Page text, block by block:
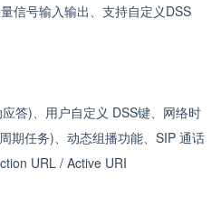
信号输入输出、支持自定义DSS
答)、用户自定义 DSS键、网络时
期任务)、动态组播功能、SIP 通话
URL / Active URI